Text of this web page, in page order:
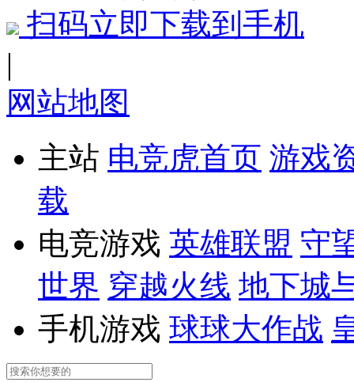
扫码立即下载到手机
|
网站地图
主站 电竞虎首页 游戏
载
电竞游戏 英雄联盟 守
世界 穿越火线 地下城
手机游戏 球球大作战